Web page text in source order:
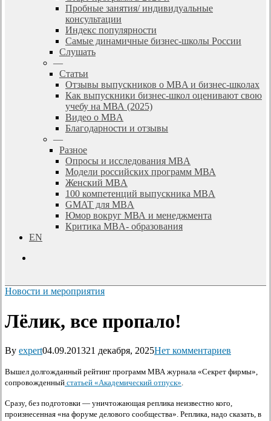
Пробные занятия/ индивидуальные
консультации
Индекс популярности
Самые динамичные бизнес-школы России
Слушать
—
Статьи
Отзывы выпускников о MBA и бизнес-школах
Как выпускники бизнес-школ оценивают свою
учебу на МВА (2025)
Видео о MBA
Благодарности и отзывы
—
Разное
Опросы и исследования MBA
Модели российских программ МВА
Женский MBA
100 компетенций выпускника MBA
GMAT для MBA
Юмор вокруг МВА и менеджмента
Критика MBA- образования
EN
Новости и мероприятия
Лёлик, все пропало!
By expert04.09.201321 декабря, 2025Нет комментариев
Вышел долгожданный рейтинг программ МВА журнала «Секрет фирмы»,
сопровожденный статьей «Академический отпуск».
Сразу, без подготовки — уничтожающая реплика неизвестно кого,
произнесенная «на форуме делового сообщества». Реплика, надо сказать, в